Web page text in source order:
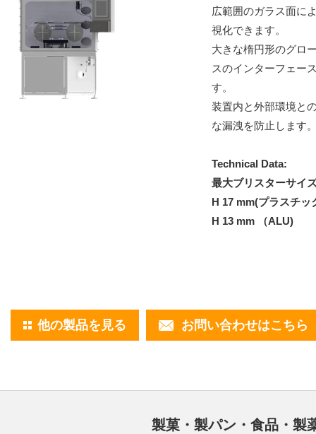
広範囲のガラス面に
視化できます。
大きな楕円形のグロ
スのインターフェー
す。
装置内と外部環境と
な漏洩を防止します
Technical Data:
最大ブリスターサイ
H 17 mm(プラスチッ
H 13 mm （ALU)
他の製品を見る お問い合わせはこちら
製菓・製パン・食品・